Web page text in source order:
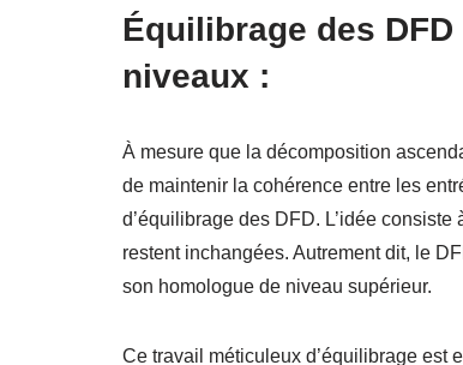
Équilibrage des
niveaux :
À mesure que la décomposition
de maintenir la cohérence entre les
d’équilibrage des DFD. L’idée
restent inchangées. Autrement dit, le
son homologue de niveau supérieur.
Ce travail méticuleux d’équilibrage est